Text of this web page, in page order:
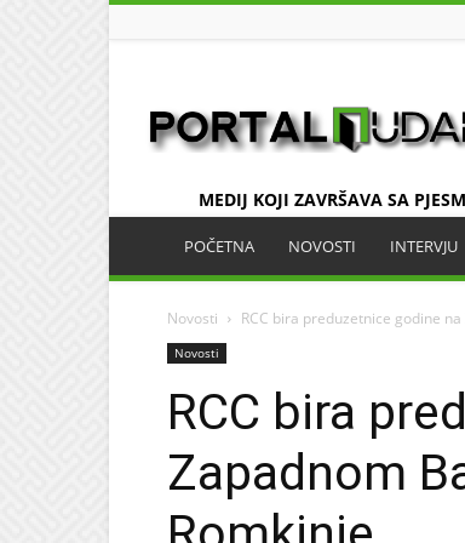
MEDIJ KOJI ZAVRŠAVA SA
POČETNA NOVOSTI INTERVJU
Novosti RCC bira preduzetnice godine
Novosti
RCC bira
Zapadnom